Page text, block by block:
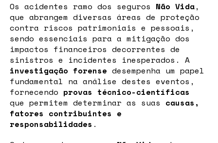
Os acidentes ramo dos seguros Não Vida,
que abrangem diversas áreas de proteção
contra riscos patrimoniais e pessoais,
sendo essenciais para a mitigação dos
impactos financeiros decorrentes de
sinistros e incidentes inesperados. A
investigação forense desempenha um papel
fundamental na análise destes eventos,
fornecendo provas técnico-científicas
que permitem determinar as suas causas,
fatores contribuintes e
responsabilidades .